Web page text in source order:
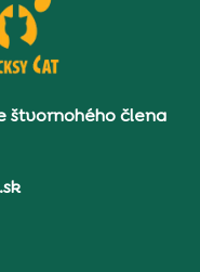
štvornohého člena